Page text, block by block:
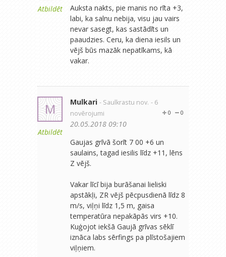
Atbildēt
Auksta nakts, pie manis no rīta +3,
labi, ka salnu nebija, visu jau vairs
nevar sasegt, kas sastādīts un
paaudzies. Ceru, ka diena iesils un
vējš būs mazāk nepatīkams, kā
vakar.
M
Atbildēt
Mulkari - Saulkrastu nov. - 6
novērojumi
0
0
20.05.2018 09:10
Gaujas grīvā šorīt 7 00 +6 un
saulains, tagad iesilis līdz +11, lēns
Z vējš.
Vakar līcī bija burāšanai lieliski
apstākļi, ZR vējš pēcpusdienā līdz 8
m/s, viļņi līdz 1,5 m, gaisa
temperatūra nepakāpās virs +10.
Kuģojot iekšā Gaujā grīvas sēklī
iznāca labs sērfings pa plīstošajiem
viļņiem.